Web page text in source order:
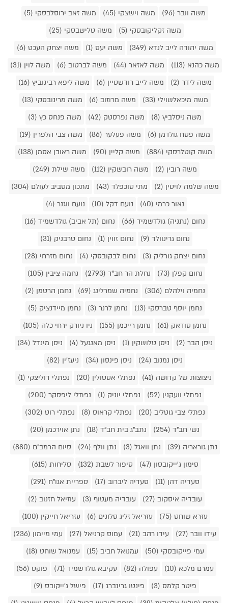
משה וובר (96)
משה וישצקי (45)
משה זאב ירוסלבסקי (5)
משה זקליקובסקי (5)
משה טלישבסקי (25)
משה יהודה לייב לנדא (349)
משה יעס (1)
משה יצחק העכט (6)
משה כהנא (113)
משה לאזאר (44) משה לברטוב (6)
משה לוין (31)
משה לידר (2)
משה לייב רודשטיין (6)
משה ליפא רבינוביץ (16)
משה מיכאלשוילי (33)
משה מרוזוב (6)
משה מרינובסקי (13)
משה ניסלביץ (8)
משה נפרסטק (42)
משה פנחס כץ (3)
משה פסח גולדמן (6)
משה פעלער (86)
משה צבי הלפרין (19)
משה קוטלרסקי (884)
משה קליין (90)
משה ראובן אסמן (138)
משה רובין (2)
משה רובשקין (112)
משה שילת (249)
משה שלמה לויטין (2)
מתי טוכפלד (43)
מתכון מסביב לעולם (304)
נאור כרמי (40)
נועם דקל (10)
נועם ווגנר (4)
נחום (נתניה) גולדשמיד (66)
נחום (תל אביב) גולדשמיד (16)
נחום גרינוולד (9)
נחום זווין (1)
נחום טרבניק (31)
נחום יצחק גורליק (3)
נחום לבקובסקי (4)
נחום מזרחי (28)
נחום קפלן (73)
נחלת הר חב"ד (2793)
נחמה ציבין (105)
נחמיה וילהלם (306)
נחמיה שמרלינג (69)
נחמן הרטמן (2)
נחמן יוסף טברסקי (13)
נחמן לרנר (3)
נחמן מיידנציק (5)
נחמן סודאק (61)
נחמן רייכמן (155)
ניו ניורק ירחי כלה (105)
ניסן הבר (2)
ניסן טלושקין (1) ניסן מאנגעל (4)
ניסן מינדל (34)
ניסן נמנוב (24)
ניסן פינסון (34)
ניעז'ין (82)
ניצוצות של קדושה (41)
נפתלי אסטולין (20)
נפתלי דוליצקי (1)
נפתלי וועקנין (52)
נפתלי יוניק (1)
נפתלי ליפסקר (200)
נפתלי צבי גוטליב (20)
נפתלי קראוס (8)
נפתלי רוט (302)
נשי חב"ד (254)
נתב"ג בית חב"ד (18)
נתן אוירכמן (20)
נתן גוראריה (39)
נתן וואגל (3) נתן וולף (24)
סיום הרמב"ם (880)
סימון ג'ייקובסון (47)
סיפור לשבת (132)
סליחות (615)
סעדיה דהן (11)
סעדיה ליברוב (17)
ספריית אגו"ח (291)
עובדיה איסקוב (27)
עובדיה מעטוף (3)
עוזיאל חזנוב (2)
עזרא שוחט (75)
עזריאל זליג סלונים (6)
עזריאל חייקין (100)
עידו וובר (27)
עידו רהב (21) עמוס קרניאל (27)
עמי מיימון (236)
עמי פייקובסקי (50)
עמנואל חביב (15)
עמנואל שוחט (18)
עמרם מלכא (10)
עפולה (82) עקיבא גולדשמיד (71)
פוקט (56)
פיטר קלמס (3)
פינטו גרינברג (17)
פישל ג'ייקובס (9)